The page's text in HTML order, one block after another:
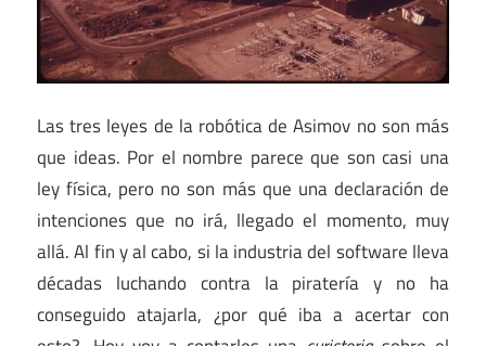
Las tres leyes de la robótica de Asimov no son más
que ideas. Por el nombre parece que son casi una
ley física, pero no son más que una declaración de
intenciones que no irá, llegado el momento, muy
allá. Al fin y al cabo, si la industria del software lleva
décadas luchando contra la piratería y no ha
conseguido atajarla, ¿por qué iba a acertar con